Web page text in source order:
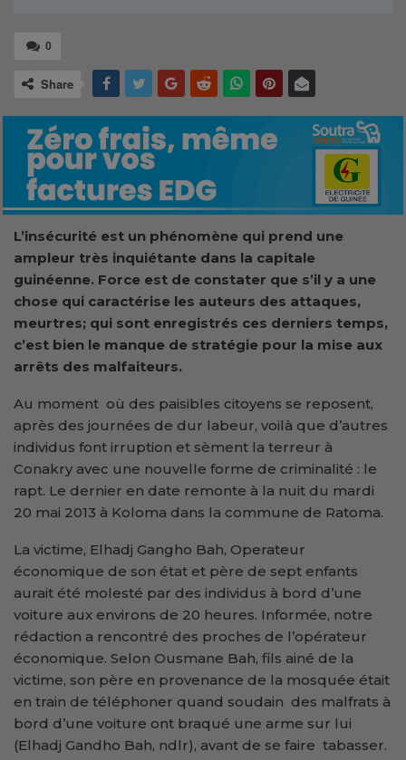
0
Share
L’insécurité est un phénomène qui prend une
ampleur très inquiétante dans la capitale
guinéenne. Force est de constater que s’il y a une
chose qui caractérise les auteurs des attaques,
meurtres; qui sont enregistrés ces derniers temps,
c’est bien le manque de stratégie pour la mise aux
arrêts des malfaiteurs.
Au moment où des paisibles citoyens se reposent,
après des journées de dur labeur, voilà que d’autres
individus font irruption et sèment la terreur à
Conakry avec une nouvelle forme de criminalité : le
rapt. Le dernier en date remonte à la nuit du mardi
20 mai 2013 à Koloma dans la commune de Ratoma.
La victime, Elhadj Gangho Bah, Operateur
économique de son état et père de sept enfants
aurait été molesté par des individus à bord d’une
voiture aux environs de 20 heures. Informée, notre
rédaction a rencontré des proches de l’opérateur
économique. Selon Ousmane Bah, fils ainé de la
victime, son père en provenance de la mosquée était
en train de téléphoner quand soudain des malfrats à
bord d’une voiture ont braqué une arme sur lui
(Elhadj Gandho Bah, ndlr), avant de se faire tabasser.